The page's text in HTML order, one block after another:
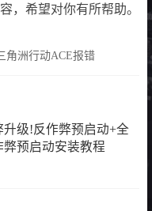
，希望对你有所帮助。
角洲行动ACE报错
级!反作弊预启动+全
预启动安装教程